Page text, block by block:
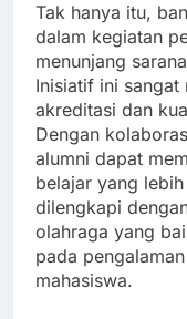
Tak hanya itu,
dalam kegiatan
menunjang
Inisiatif ini sangat
akreditasi dan
Dengan
alumni dapat
belajar yang
dilengkapi
olahraga yang
pada
mahasiswa.